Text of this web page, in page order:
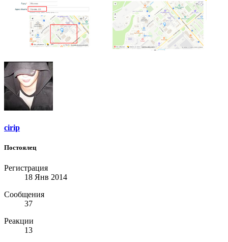
cirip
Постоялец
Регистрация
18 Янв 2014
Сообщения
37
Реакции
13